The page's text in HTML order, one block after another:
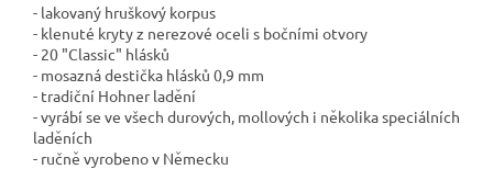
- lakovaný hruškový korpus
- klenuté kryty z nerezové oceli s bočními otvory
- 20 "Classic" hlásků
- mosazná destička hlásků 0,9 mm
- tradiční Hohner ladění
- vyrábí se ve všech durových, mollových i několika speciálních
laděních
- ručně vyrobeno v Německu